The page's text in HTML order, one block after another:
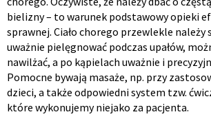
bielizny – to warunek podstawowy opieki
sprawnej. Ciało chorego przewlekle należy
uważnie pielęgnować podczas upałów,
nawilżać, a po kąpielach uważnie i
Pomocne bywają masaże, np. przy
dzieci, a także odpowiedni system tzw.
które wykonujemy niejako za pacjenta.